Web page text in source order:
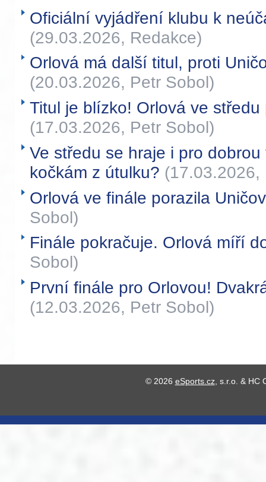
Oficiální vyjádření klubu k
(29.03.2026, Redakce)
Orlová má další titul, proti
(20.03.2026, Petr Sobol)
Titul je blízko! Orlová ve
(17.03.2026, Petr Sobol)
Ve středu se hraje i pro
kočkám z útulku? (17.03.2026,
Orlová ve finále porazila
Sobol)
Finále pokračuje. Orlová míří
Sobol)
První finále pro Orlovou!
(12.03.2026, Petr Sobol)
© 2026 eSports.cz, s.r.o. & HC